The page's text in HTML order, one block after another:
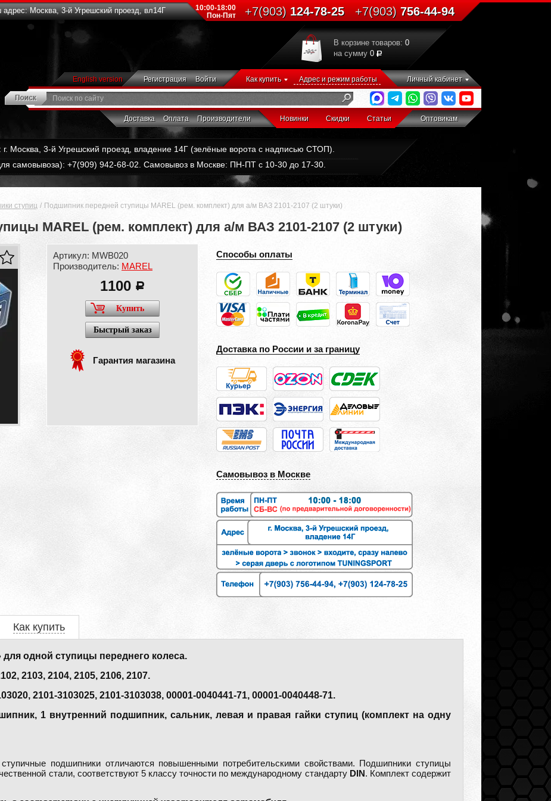
Москва, 3-й Угрешский проезд, вл14Г
10:00-18:00
Пон-Пят
+7(903)124-78-25 +7(903)756-44-94
В корзине товаров: 0
на сумму 0
English version Регистрация Войти Как купить Адрес и режим работы Личный кабинет
Доставка Оплата Производители Новинки Скидки Статьи Оптовикам
г. Москва, 3-й Угрешский проезд, владение 14Г (зелёные ворота с надписью СТОП).
самовывоза): +7(909) 942-68-02. Самовывоз в Москве: ПН-ПТ с 10-30 до 17-30.
ступиц Подшипник передней ступицы MAREL (рем. комплект) для а/м ВАЗ 2101-2107 (2 штуки)
MAREL (рем. комплект) для а/м ВАЗ 2101-2107 (2 штуки)
Артикул: MWB020
Производитель: MAREL
1100 a
Купить
Быстрый заказ
Гарантия магазина
Способы оплаты
Доставка по России и за границу
Самовывоз в Москве
Как купить
одной ступицы переднего колеса.
2103, 2104, 2105, 2106, 2107.
2101-3103025, 2101-3103038, 00001-0040441-71, 00001-0040448-71.
1 внутренний подшипник, сальник, левая и правая гайки ступиц (комплект на одну
ступичные подшипники отличаются повышенными потребительскими свойствами. Подшипники ступицы
стали, соответствуют 5 классу точности по международному стандарту DIN . Комплект содержит